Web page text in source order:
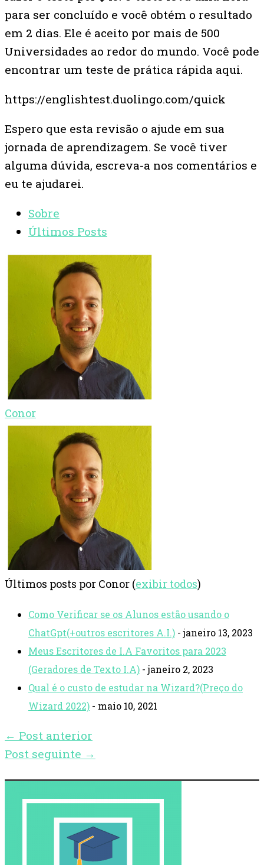
para ser concluído e você obtém o resultado
em 2 dias. Ele é aceito por mais de 500
Universidades ao redor do mundo. Você pode
encontrar um teste de prática rápida aqui.
https://englishtest.duolingo.com/quick
Espero que esta revisão o ajude em sua
jornada de aprendizagem. Se você tiver
alguma dúvida, escreva-a nos comentários e
eu te ajudarei.
Sobre
Últimos Posts
Conor
Últimos posts por Conor (exibir todos)
Como Verificar se os Alunos estão usando o
ChatGpt(+outros escritores A.I.) - janeiro 13, 2023
Meus Escritores de I.A Favoritos para 2023
(Geradores de Texto I.A) - janeiro 2, 2023
Qual é o custo de estudar na Wizard?(Preço do
Wizard 2022) - maio 10, 2021
← Post anterior
Post seguinte →